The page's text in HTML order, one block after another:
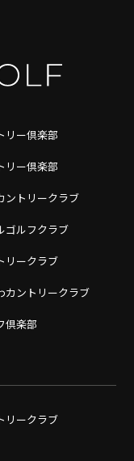
リー倶楽部
リー倶楽部
ントリークラブ
ゴルフクラブ
リークラブ
カントリークラブ
倶楽部
リークラブ